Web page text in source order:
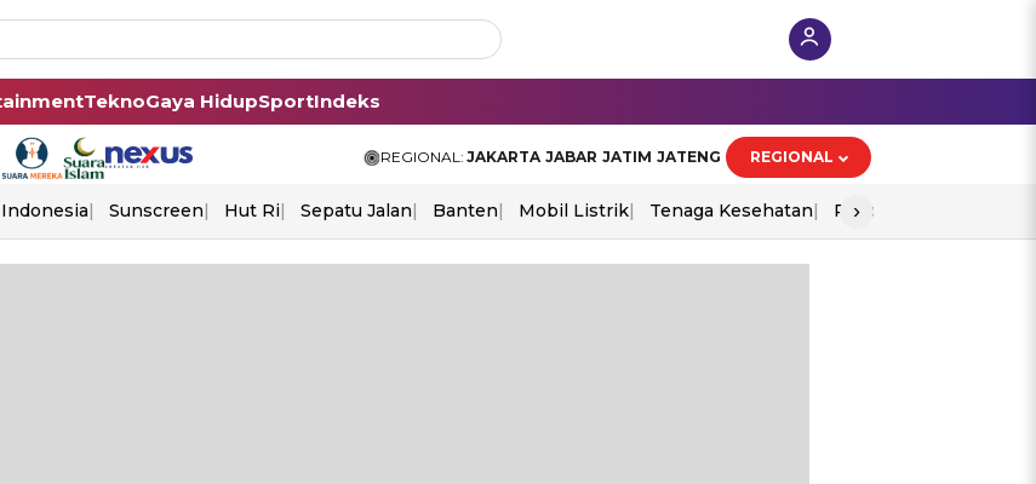
TeknoGaya HidupSportIndeks
REGIONAL: JAKARTA JABAR JATIM JATENG REGIONAL
Sunscreen Hut Ri Sepatu Jalan Banten Mobil Listrik Tenaga Kesehatan Piala Aff 2026
›